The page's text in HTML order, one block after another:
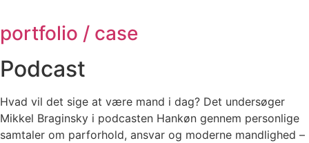
portfolio / case
Podcast
Hvad vil det sige at være mand i dag? Det undersøger
Mikkel Braginsky i podcasten Hankøn gennem personlige
samtaler om parforhold, ansvar og moderne mandlighed –